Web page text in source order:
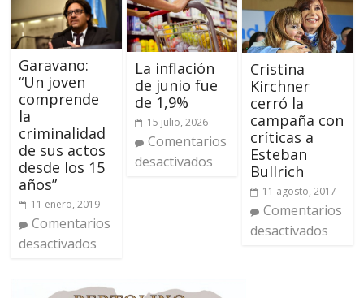
Garavano:
“Un joven
comprende
la
criminalidad
de sus actos
desde los 15
años”
11 enero, 2019
Comentarios
desactivados
La inflación
de junio fue
de 1,9%
15 julio, 2026
Comentarios
desactivados
Cristina
Kirchner
cerró la
campaña con
críticas a
Esteban
Bullrich
11 agosto, 2017
Comentarios
desactivados